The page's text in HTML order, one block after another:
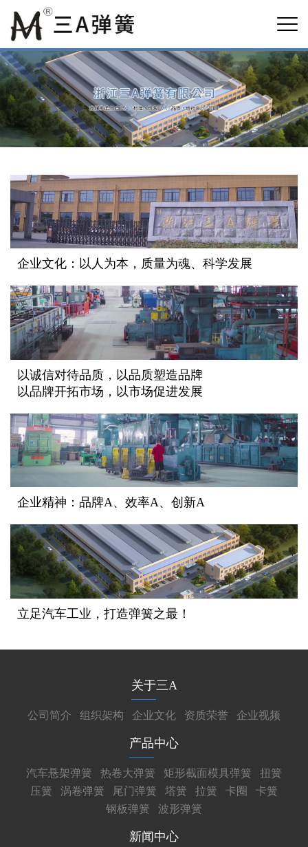
企业文化：以人为本，质量为魂、科学发展
以诚信对待品质，以品质塑造品牌
以品牌开拓市场，以市场促进发展
企业精神：品牌A、效率A、创新A
立足汽车工业，打造弹簧之最！
关于三A
公司简介 组织架构 企业文化 资质荣誉 企业视频
产品中心
汽车悬架弹簧 热卷大弹簧 矩形截面模具弹簧
扭簧
压簧
涡卷弹簧 尾门弹簧 塔簧 拉簧 卡圈
卡簧
钢板弹簧
波形弹簧
新闻中心